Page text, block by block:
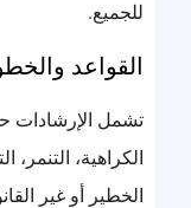
للجميع.
القواعد
تشمل الإرشادات
الكراهية،
الخطير أو غير